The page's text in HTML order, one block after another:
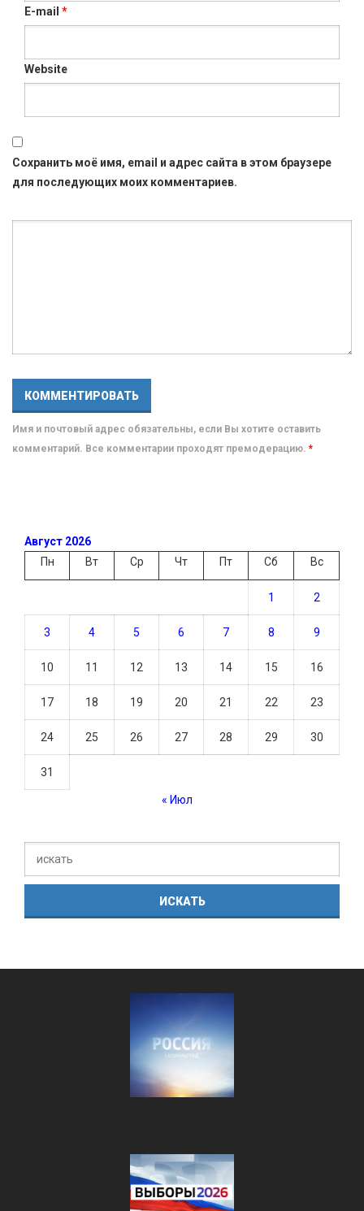
E-mail *
Website
Сохранить моё имя, email и адрес сайта в этом браузере
для последующих моих комментариев.
Имя и почтовый адрес обязательны, если Вы хотите оставить
комментарий. Все комментарии проходят премодерацию. *
Август 2026
Пн
Вт Ср Чт Пт Сб Вс
1 2
3 4 5 6 7 8 9
10 11 12 13 14 15 16
17 18 19 20 21 22 23
24 25 26 27 28 29 30
31
« Июл